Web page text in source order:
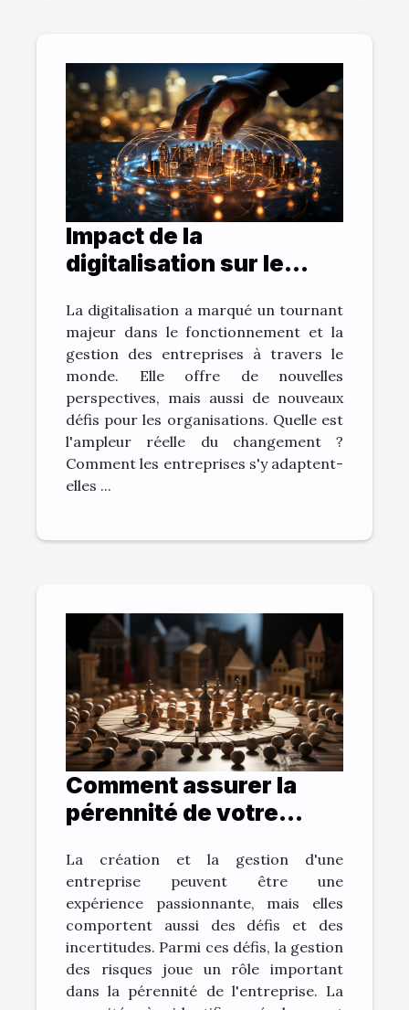
Impact de la
digitalisation sur le
La digitalisation a marqué un tournant
majeur dans le fonctionnement et la
gestion des entreprises à travers le
monde. Elle offre de nouvelles
perspectives, mais aussi de nouveaux
défis pour les organisations. Quelle est
l'ampleur réelle du changement ?
Comment les entreprises s'y adaptent-
elles ...
Comment assurer la
pérennité de votre
gestion des risques ?
La création et la gestion d'une
entreprise peuvent être une
expérience passionnante, mais elles
comportent aussi des défis et des
incertitudes. Parmi ces défis, la gestion
des risques joue un rôle important
dans la pérennité de l'entreprise. La